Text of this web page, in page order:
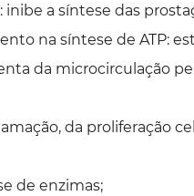
a síntese das
na síntese de ATP:
da microcirculação
da proliferação
de enzimas;